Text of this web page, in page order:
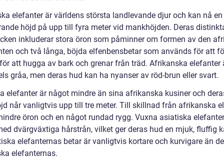
elefanter är världens största landlevande djur och kan nå en
höjd på upp till fyra meter vid mankhöjden. Deras
inkluderar stora öron som påminner om formen av den
och två långa, böjda elfenbensbetar som används för att
att hugga av bark och grenar från träd. Afrikanska elefanter
gråa, men deras hud kan ha nyanser av röd-brun eller svart.
elefanter är något mindre än sina afrikanska kusiner och
når vanligtvis upp till tre meter. Till skillnad från afrikanska
öron och en något rundad rygg. Vuxna asiatiska
dvärgväxtiga hårstrån, vilket ger deras hud en mjuk, fluffig
elefanternas betar är vanligtvis kortare och kurvigare än de
elefanternas.